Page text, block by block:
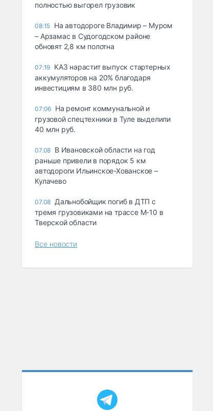
полностью выгорел грузовик
08:15 На автодороге Владимир – Муром
– Арзамас в Судогодском районе
обновят 2,8 км полотна
07:19 КАЗ нарастит выпуск стартерных
аккумуляторов на 20% благодаря
инвестициям в 380 млн руб.
07:06 На ремонт коммунальной и
грузовой спецтехники в Туле выделили
40 млн руб.
07.08 В Ивановской области на год
раньше привели в порядок 5 км
автодороги Ильинское-Хованское –
Кулачево
07.08 Дальнобойщик погиб в ДТП с
тремя грузовиками на трассе М-10 в
Тверской области
Все новости